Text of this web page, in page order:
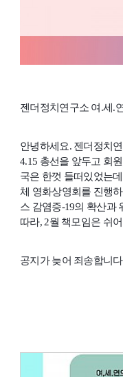
젠더정치연구소 여.세.
안녕하세요. 젠더정치
4.15 총선을 앞두고 회
국은 한껏 들떠있었는
체 영화상영회를 진행
스 감염증-19의 확산과
따라, 2월 책모임은 쉬
공지가 늦어 죄송합니